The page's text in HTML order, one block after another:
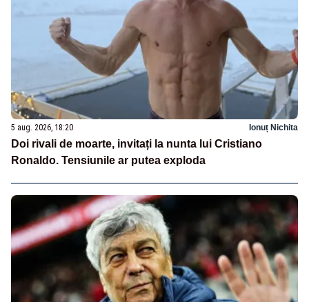
5 aug. 2026, 18:20 Ionuț Nichita
Doi rivali de moarte, invitați la nunta lui Cristiano
Ronaldo. Tensiunile ar putea exploda